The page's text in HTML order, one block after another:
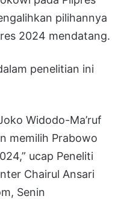
pilihannya
2024 mendatang.
penelitian ini
Widodo-Ma’ruf
memilih Prabowo
ucap Peneliti
Chairul Ansari
Senin